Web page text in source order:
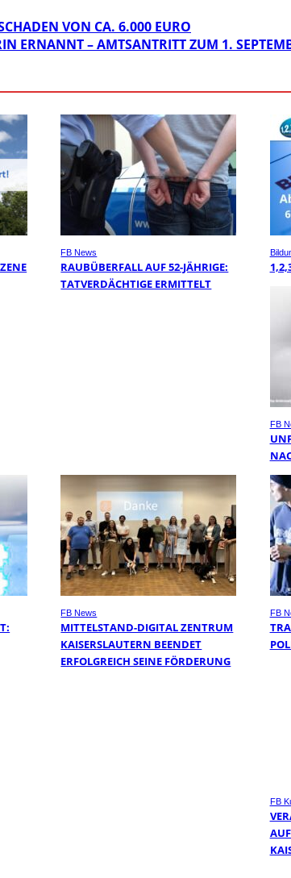
VON CA. 6.000 EURO
ERNANNT – AMTSANTRITT ZUM 1.
FB News
RAUBÜBERFALL AUF 52-JÄHRIGE:
TATVERDÄCHTIGE ERMITTELT
FB
FB News
MITTELSTAND-DIGITAL ZENTRUM
KAISERSLAUTERN BEENDET
ERFOLGREICH SEINE FÖRDERUNG
FB
FB